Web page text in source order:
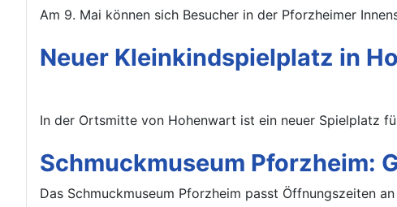
Am 9. Mai können sich Besucher in der Pforzheimer
Neuer Kleinkindspielplatz in
In der Ortsmitte von Hohenwart ist ein neuer Spielplatz
Schmuckmuseum Pforzheim:
Das Schmuckmuseum Pforzheim passt Öffnungszeiten